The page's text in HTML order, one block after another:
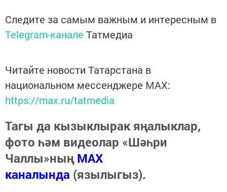
Следите за самым важным и интересным в
Telegram-канале Татмедиа
Читайте новости Татарстана в
национальном мессенджере MАХ:
https://max.ru/tatmedia
Тагы да кызыклырак яңалыклар,
фото һәм видеолар «Шәһри
Чаллы»ныңMAX
каналында (язылыгыз).